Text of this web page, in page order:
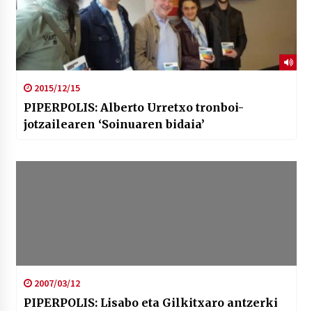
2015/12/15
PIPERPOLIS: Alberto Urretxo tronboi-
jotzailearen ‘Soinuaren bidaia’
2007/03/12
PIPERPOLIS: Lisabo eta Gilkitxaro antzerki